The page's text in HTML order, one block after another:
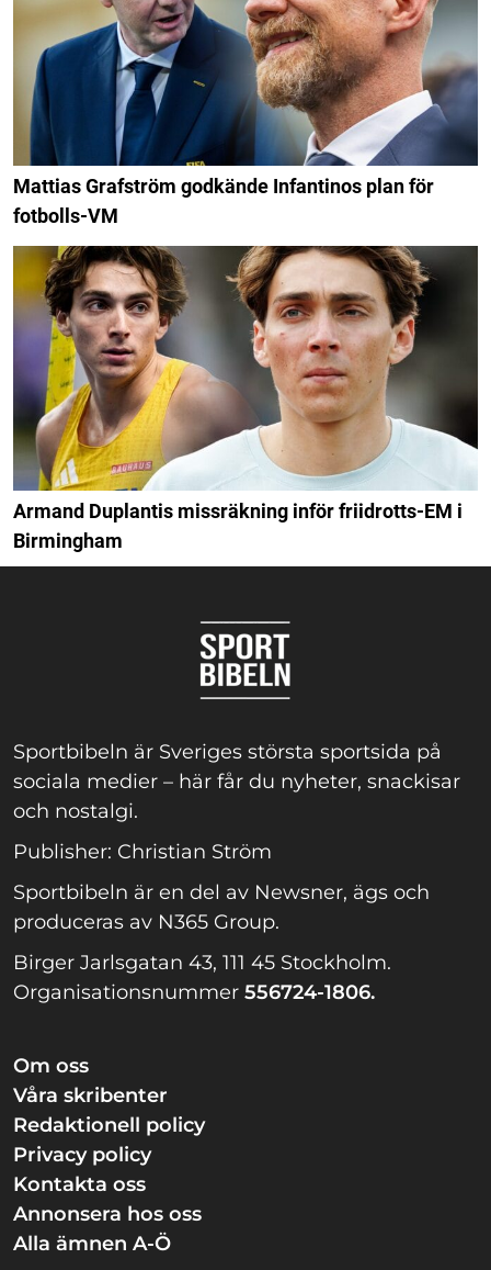
Mattias Grafström godkände Infantinos plan för
fotbolls-VM
Armand Duplantis missräkning inför friidrotts-EM i
Birmingham
Sportbibeln är Sveriges största sportsida på
sociala medier – här får du nyheter, snackisar
och nostalgi.
Publisher: Christian Ström
Sportbibeln är en del av Newsner, ägs och
produceras av N365 Group.
Birger Jarlsgatan 43, 111 45 Stockholm.
Organisationsnummer 556724-1806.
Om oss
Våra skribenter
Redaktionell policy
Privacy policy
Kontakta oss
Annonsera hos oss
Alla ämnen A-Ö